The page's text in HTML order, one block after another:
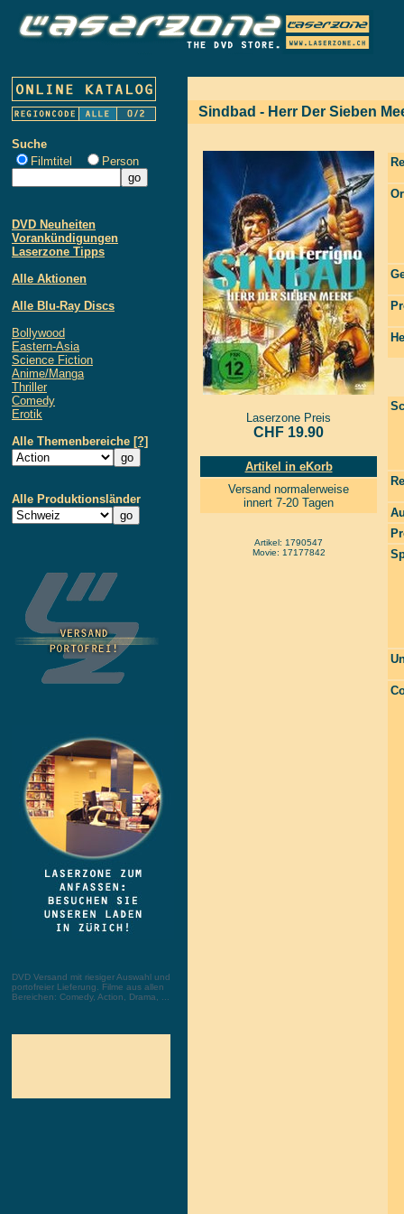
Suche
Filmtitel
Person
DVD Neuheiten
Vorankündigungen
Laserzone Tipps
Alle Aktionen
Alle Blu-Ray Discs
Bollywood
Eastern-Asia
Science Fiction
Anime/Manga
Thriller
Comedy
Erotik
Alle Themenbereiche [?]
Alle Produktionsländer
DVD Versand mit riesiger Auswahl und
portofreier Lieferung. Filme aus allen
Bereichen: Comedy, Action, Drama, ...
Sindbad - Herr Der Sieben
Laserzone Preis
CHF 19.90
Artikel in eKorb
Versand normalerweise
innert 7-20 Tagen
Artikel: 1790547
Movie: 17177842